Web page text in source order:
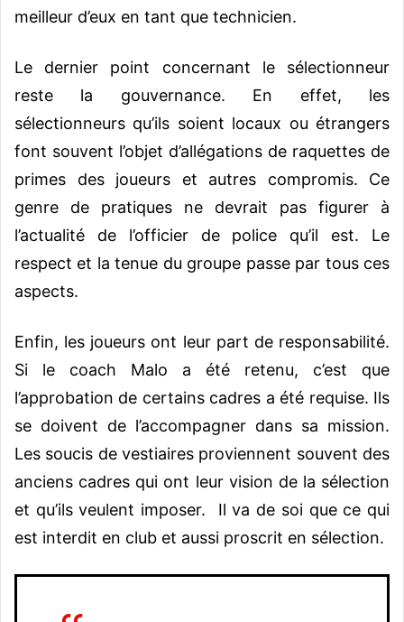
meilleur d’eux en tant que technicien.
Le dernier point concernant le sélectionneur
reste la gouvernance. En effet, les
sélectionneurs qu’ils soient locaux ou étrangers
font souvent l’objet d’allégations de raquettes de
primes des joueurs et autres compromis. Ce
genre de pratiques ne devrait pas figurer à
l’actualité de l’officier de police qu’il est. Le
respect et la tenue du groupe passe par tous ces
aspects.
Enfin, les joueurs ont leur part de responsabilité.
Si le coach Malo a été retenu, c’est que
l’approbation de certains cadres a été requise. Ils
se doivent de l’accompagner dans sa mission.
Les soucis de vestiaires proviennent souvent des
anciens cadres qui ont leur vision de la sélection
et qu’ils veulent imposer. Il va de soi que ce qui
est interdit en club et aussi proscrit en sélection.